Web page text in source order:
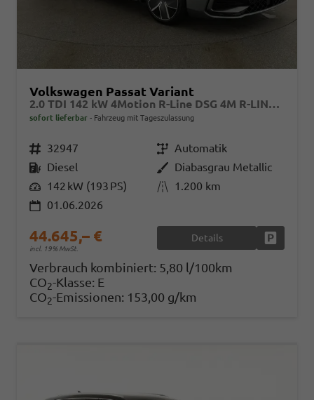
Volkswagen Passat Variant
2.0 TDI 142 kW 4Motion R-Line DSG 4M R-LINE, Pano, AHK, IQ.Light, HUD, 19-Zoll, AreaView, Navi, Side
sofort lieferbar Fahrzeug mit Tageszulassung
Fahrzeugnr. 32947 GetriebeAutomatik
Kraftstoff Diesel AußenfarbeDiabasgrau Metallic
Leistung 142 kW (193 PS) Kilometerstand 1.200 km
01.06.2026
44.645,– €
incl. 19% MwSt.
Details
Verbrauch kombiniert: 5,80 l/100km
CO2-Klasse: E
CO2-Emissionen: 153,00 g/km